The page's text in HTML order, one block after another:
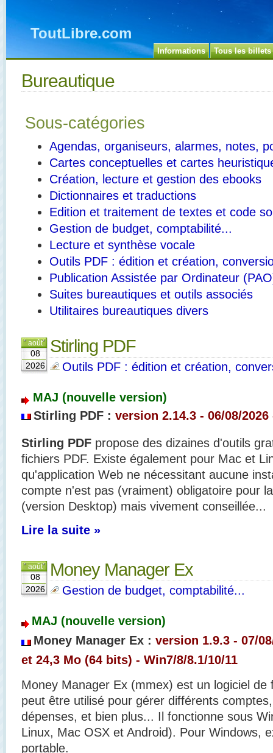
ToutLibre.com
Informations Tous les billets
Bureautique
Sous-catégories
Agendas, organiseurs, alarmes, notes,
Cartes conceptuelles et cartes
Création, lecture et gestion des ebooks
Dictionnaires et traductions
Edition et traitement de textes et code
Gestion de budget, comptabilité...
Lecture et synthèse vocale
Outils PDF : édition et création,
Publication Assistée par Ordinateur
Suites bureautiques et outils associés
Utilitaires bureautiques divers
août
08
2026
Stirling PDF
Outils PDF : édition et création,
MAJ (nouvelle version)
Stirling PDF : version 2.14.3 - 06/08/
Stirling PDF propose des dizaines d'outils
fichiers PDF. Existe également pour Mac et
qu'application Web ne nécessitant aucune
compte n'est pas (vraiment) obligatoire pour
(version Desktop) mais vivement conseillée...
Lire la suite »
août
08
2026
Money Manager Ex
Gestion de budget, comptabilité...
MAJ (nouvelle version)
Money Manager Ex : version 1.9.3 - 07/
et 24,3 Mo (64 bits) - Win7/8/8.1/10/11
Money Manager Ex (mmex) est un logiciel de
peut être utilisé pour gérer différents
dépenses, et bien plus... Il fonctionne sous
Linux, Mac OSX et Android). Pour Windows,
portable.